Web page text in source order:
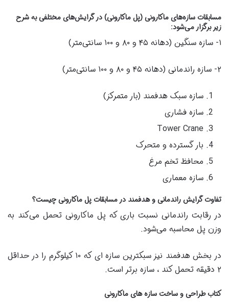
مسابقات سازه‌های ماکارونی (پل ماکارونی) در گرایش‌های مختلفی به شرح
زیر برگزار می‌شود:
۱- سازه سنگین (دهانه ۴۵ و ۸۰ و ۱۰۰ سانتی‌متر)
۲- سازه راندمانی (دهانه ۴۵ و ۸۰ و ۱۰۰ سانتی‌متر)
سازه سبک هدفمند (بار متمرکز)
سازه فشاری
Tower Crane
بار گسترده و متحرک
محافظ تخم مرغ
سازه معماری
تفاوت گرایش راندمانی و هدفمند در مسابقات پل ماکارونی چیست؟
در رقابت راندمانی نسبت باری که پل ماکارونی تحمل می‌کند به
وزن پل محاسبه می‌شود.
در بخش هدفمند نیز سبکترین سازه ای که ۱۰ کیلوگرم را در حداقل
۲ دقیقه تحمل کند ، سازه برتر است.
کتاب طراحی و ساخت سازه ‌های ماکارونی